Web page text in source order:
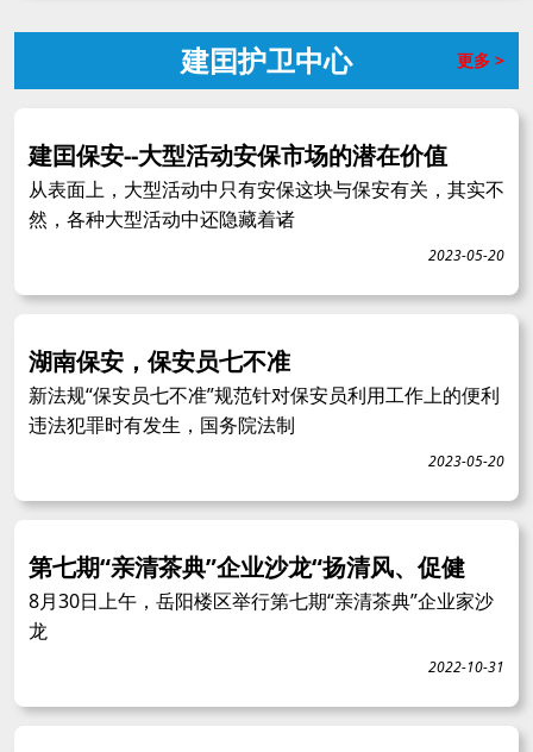
建囯护卫中心 更多 >
建囯保安--大型活动安保市场的潜在价值
从表面上，大型活动中只有安保这块与保安有关，其实不
然，各种大型活动中还隐藏着诸
2023-05-20
湖南保安，保安员七不准
新法规“保安员七不准”规范针对保安员利用工作上的便利
违法犯罪时有发生，国务院法制
2023-05-20
第七期“亲清茶典”企业沙龙“扬清风、促健
8月30日上午，岳阳楼区举行第七期“亲清茶典”企业家沙
龙
2022-10-31